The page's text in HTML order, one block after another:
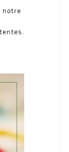
notre